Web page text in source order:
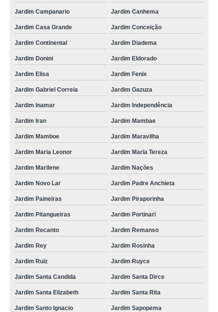
Jardim Campanario Jardim Canhema
Jardim Casa Grande Jardim Conceição
Jardim Continental Jardim Diadema
Jardim Donini Jardim Eldorado
Jardim Elisa Jardim Fenix
Jardim Gabriel Correia Jardim Gazuza
Jardim Inamar Jardim Independência
Jardim Iran Jardim Mambae
Jardim Mamboe Jardim Maravilha
Jardim Maria Leonor Jardim Maria Tereza
Jardim Marilene Jardim Nações
Jardim Novo Lar Jardim Padre Anchieta
Jardim Paineiras Jardim Piraporinha
Jardim Pitangueiras Jardim Portinari
Jardim Recanto Jardim Remanso
Jardim Rey Jardim Rosinha
Jardim Ruiz Jardim Ruyce
Jardim Santa Candida Jardim Santa Dirce
Jardim Santa Elizabeth Jardim Santa Rita
Jardim Santo Ignacio Jardim Sapopema